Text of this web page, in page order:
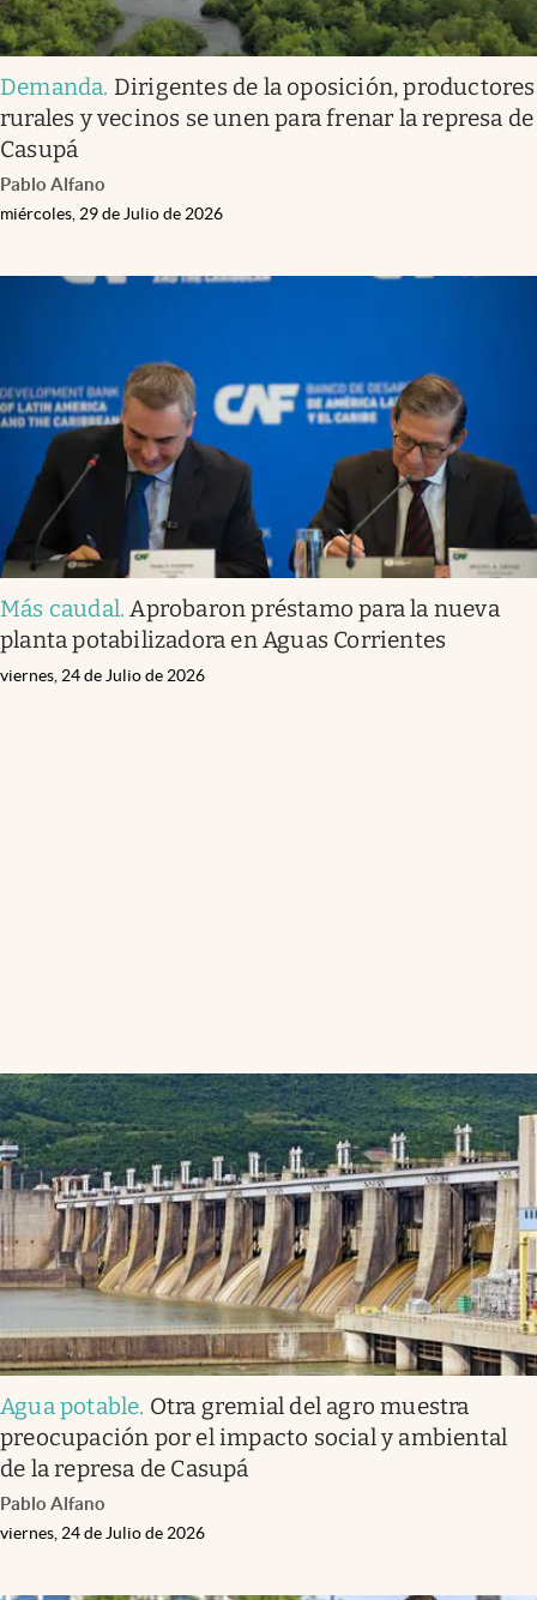
Demanda. Dirigentes de la oposición, productores
rurales y vecinos se unen para frenar la represa de
Casupá
Pablo Alfano
miércoles, 29 de Julio de 2026
Más caudal.Aprobaron préstamo para la nueva
planta potabilizadora en Aguas Corrientes
viernes, 24 de Julio de 2026
Agua potable. Otra gremial del agro muestra
preocupación por el impacto social y ambiental
de la represa de Casupá
Pablo Alfano
viernes, 24 de Julio de 2026